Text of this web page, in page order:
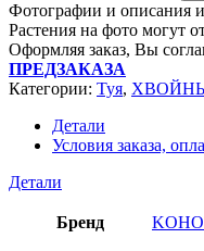
Фотографии и описания
Растения на фото могут
Оформляя заказ, Вы
ПРЕДЗАКАЗА
Категории: Туя,
Детали
Условия заказа,
Детали
Бренд